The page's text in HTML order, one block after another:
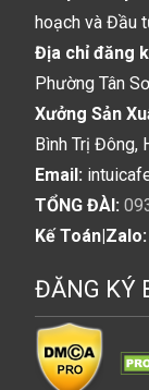
hoạch và Đầu
Địa chỉ đăng
Phường Tân
Xưởng Sản
Bình Trị Đông,
Email:
TỔNG ĐÀI:
Kế Toán|Zalo:
ĐĂNG KÝ